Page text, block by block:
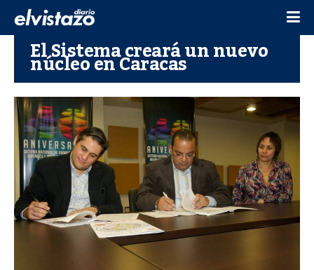
El Sistema creará un nuevo
núcleo en Caracas